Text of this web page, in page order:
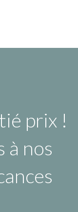
prix !
à nos